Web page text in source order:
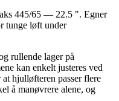
445/65 — 22.5 ". Egner
tunge løft under
rullende lager på
kan enkelt justeres ved
hjulløfteren passer flere
å manøvrere alene, og